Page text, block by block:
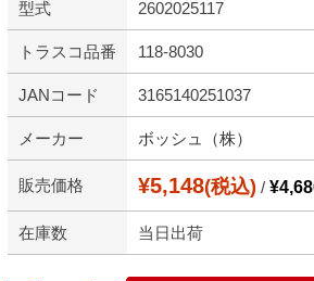
型式 2602025117
トラスコ品番 118-8030
JANコード 3165140251037
メーカー ボッシュ（株）
販売価格 ¥5,148(税込) /
在庫数 当日出荷